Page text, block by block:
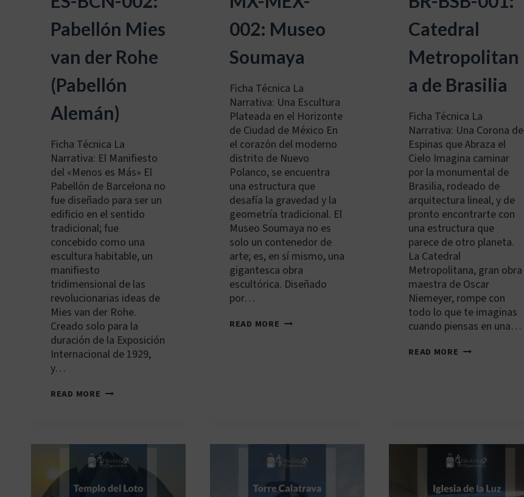
Pabellón Mies
van der Rohe
(Pabellón
Alemán)
Ficha Técnica La
Narrativa: El Manifiesto
del «Menos es Más» El
Pabellón de Barcelona no
fue diseñado para ser un
edificio en el sentido
tradicional; fue
concebido como una
escultura habitable, un
manifiesto
tridimensional de las
revolucionarias ideas de
Mies van der Rohe.
Creado solo para la
duración de la Exposición
Internacional de 1929,
y…
READ MORE ES-
VAN
DER
ROHE
ALEMÁN)
002: Museo
Soumaya
Ficha Técnica La
Narrativa: Una Escultura
Plateada en el Horizonte
de Ciudad de México En
el corazón del moderno
distrito de Nuevo
Polanco, se encuentra
una estructura que
desafía la gravedad y la
geometría tradicional. El
Museo Soumaya no es
solo un contenedor de
arte; es, en sí mismo, una
gigantesca obra
escultórica. Diseñado
por…
READ MORE MX-
Catedral
Metropolitan
a de Brasilia
Ficha Técnica La
Narrativa: Una Corona de
Espinas que Abraza el
Cielo Imagina caminar
por la monumental de
Brasilia, rodeado de
arquitectura lineal, y de
pronto encontrarte con
una estructura que
parece de otro planeta.
La Catedral
Metropolitana, gran obra
maestra de Oscar
Niemeyer, rompe con
todo lo que te imaginas
cuando piensas en una…
READ MORE BR-